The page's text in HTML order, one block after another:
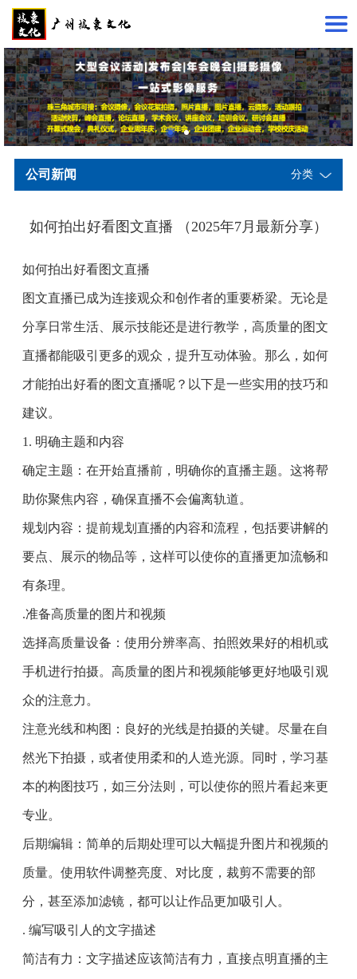
公司新闻 分类
如何拍出好看图文直播 （2025年7月最新分享）
如何拍出好看图文直播
图文直播已成为连接观众和创作者的重要桥梁。无论是
分享日常生活、展示技能还是进行教学，高质量的图文
直播都能吸引更多的观众，提升互动体验。那么，如何
才能拍出好看的图文直播呢？以下是一些实用的技巧和
建议。
1. 明确主题和内容
确定主题：在开始直播前，明确你的直播主题。这将帮
助你聚焦内容，确保直播不会偏离轨道。
规划内容：提前规划直播的内容和流程，包括要讲解的
要点、展示的物品等，这样可以使你的直播更加流畅和
有条理。
.准备高质量的图片和视频
选择高质量设备：使用分辨率高、拍照效果好的相机或
手机进行拍摄。高质量的图片和视频能够更好地吸引观
众的注意力。
注意光线和构图：良好的光线是拍摄的关键。尽量在自
然光下拍摄，或者使用柔和的人造光源。同时，学习基
本的构图技巧，如三分法则，可以使你的照片看起来更
专业。
后期编辑：简单的后期处理可以大幅提升图片和视频的
质量。使用软件调整亮度、对比度，裁剪不需要的部
分，甚至添加滤镜，都可以让作品更加吸引人。
. 编写吸引人的文字描述
简洁有力：文字描述应该简洁有力，直接点明直播的主